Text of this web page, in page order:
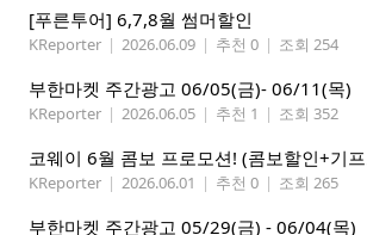
[푸른투어] 6,7,8월 썸머할인
KReporter | 2026.06.09 | 추천 0 | 조회 254
부한마켓 주간광고 06/05(금)- 06/11(목)
KReporter | 2026.06.05 | 추천 1 | 조회 352
코웨이 6월 콤보 프로모션! (콤보할인+기
KReporter | 2026.06.01 | 추천 0 | 조회 265
부한마켓 주간광고 05/29(금) - 06/04(목)